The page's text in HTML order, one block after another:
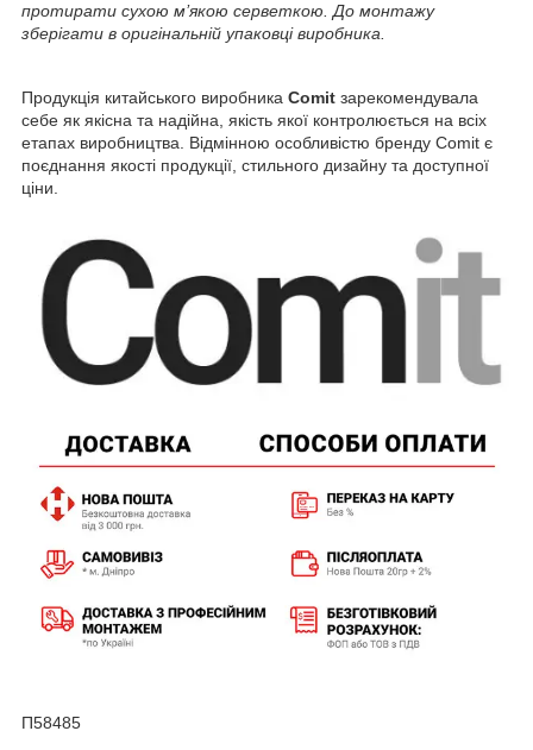
протирати сухою м’якою серветкою. До монтажу
зберігати в оригінальній упаковці виробника.
Продукція китайського виробника Comit зарекомендувала
себе як якісна та надійна, якість якої контролюється на всіх
етапах виробництва. Відмінною особливістю бренду Comit є
поєднання якості продукції, стильного дизайну та доступної
ціни.
П58485